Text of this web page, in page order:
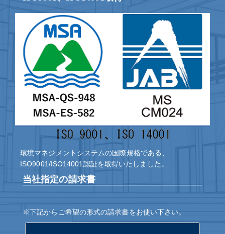
環境マネジメントシステムの国際規格である、
ISO9001/ISO14001認証を取得いたしました。
当社指定の請求書
※下記からご希望の形式の請求書をお使い下さい。